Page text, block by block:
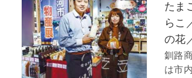
たま
らこ
の花
釧路
は市